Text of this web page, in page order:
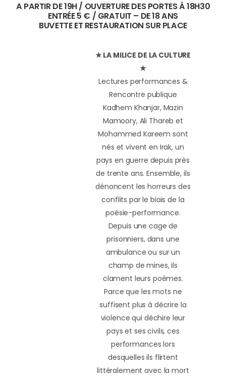
A PARTIR DE 19H / OUVERTURE DES PORTES À 18H30
ENTRÉE 5 € / GRATUIT – DE 18 ANS
BUVETTE ET RESTAURATION SUR PLACE
★ LA MILICE DE LA CULTURE
★
Lectures performances &
Rencontre publique
Kadhem Khanjar, Mazin
Mamoory, Ali Thareb et
Mohammed Kareem sont
nés et vivent en Irak, un
pays en guerre depuis près
de trente ans. Ensemble, ils
dénoncent les horreurs des
conflits par le biais de la
poésie-performance.
Depuis une cage de
prisonniers, dans une
ambulance ou sur un
champ de mines, ils
clament leurs poèmes.
Parce que les mots ne
suffisent plus à décrire la
violence qui déchire leur
pays et ses civils, ces
performances lors
desquelles ils flirtent
littéralement avec la mort